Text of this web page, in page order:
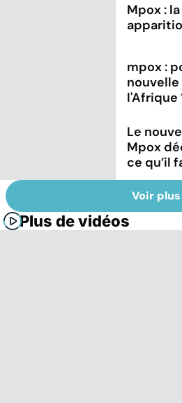
Mpox :
mpox :
l'Afrique
Le
Mpox
ce qu’il
Voir plus
Plus de vidéos